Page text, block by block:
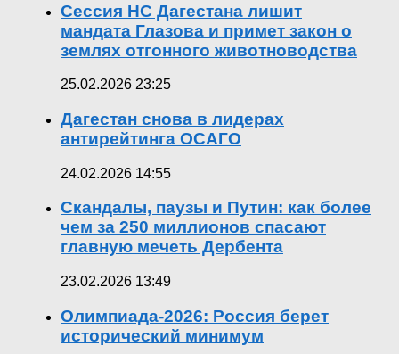
Сессия НС Дагестана лишит
мандата Глазова и примет закон о
землях отгонного животноводства
25.02.2026 23:25
Дагестан снова в лидерах
антирейтинга ОСАГО
24.02.2026 14:55
Скандалы, паузы и Путин: как более
чем за 250 миллионов спасают
главную мечеть Дербента
23.02.2026 13:49
Олимпиада-2026: Россия берет
исторический минимум